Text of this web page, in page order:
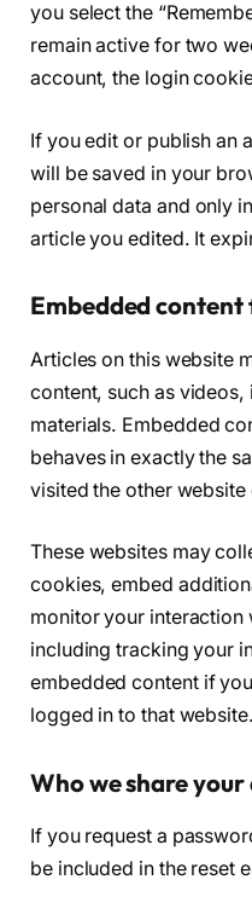
you select the
remain active for two
account, the login
If you edit or publish an
will be saved in your
personal data and only
article you edited. It
Embedded
Articles on this website
content, such as
materials. Embedded
behaves in exactly the
visited the other website
These websites may
cookies, embed
monitor your interaction
including tracking your
embedded content if
logged in to that website.
Who we share
If you request a
be included in the reset